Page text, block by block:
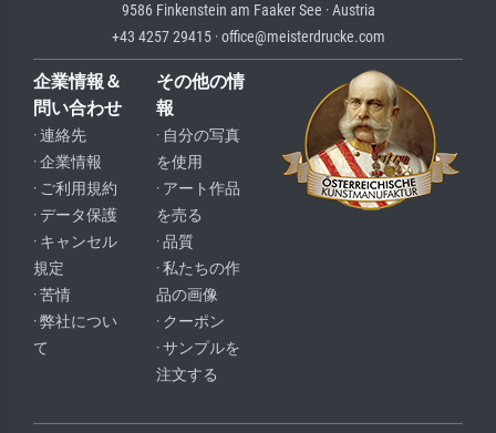
9586 Finkenstein am Faaker See · Austria
+43 4257 29415 · office@meisterdrucke.com
企業情報＆
問い合わせ
· 連絡先
· 企業情報
· ご利用規約
· データ保護
· キャンセル
規定
· 苦情
· 弊社につい
て
その他の情
報
· 自分の写真
を使用
· アート作品
を売る
· 品質
· 私たちの作
品の画像
· クーポン
· サンプルを
注文する